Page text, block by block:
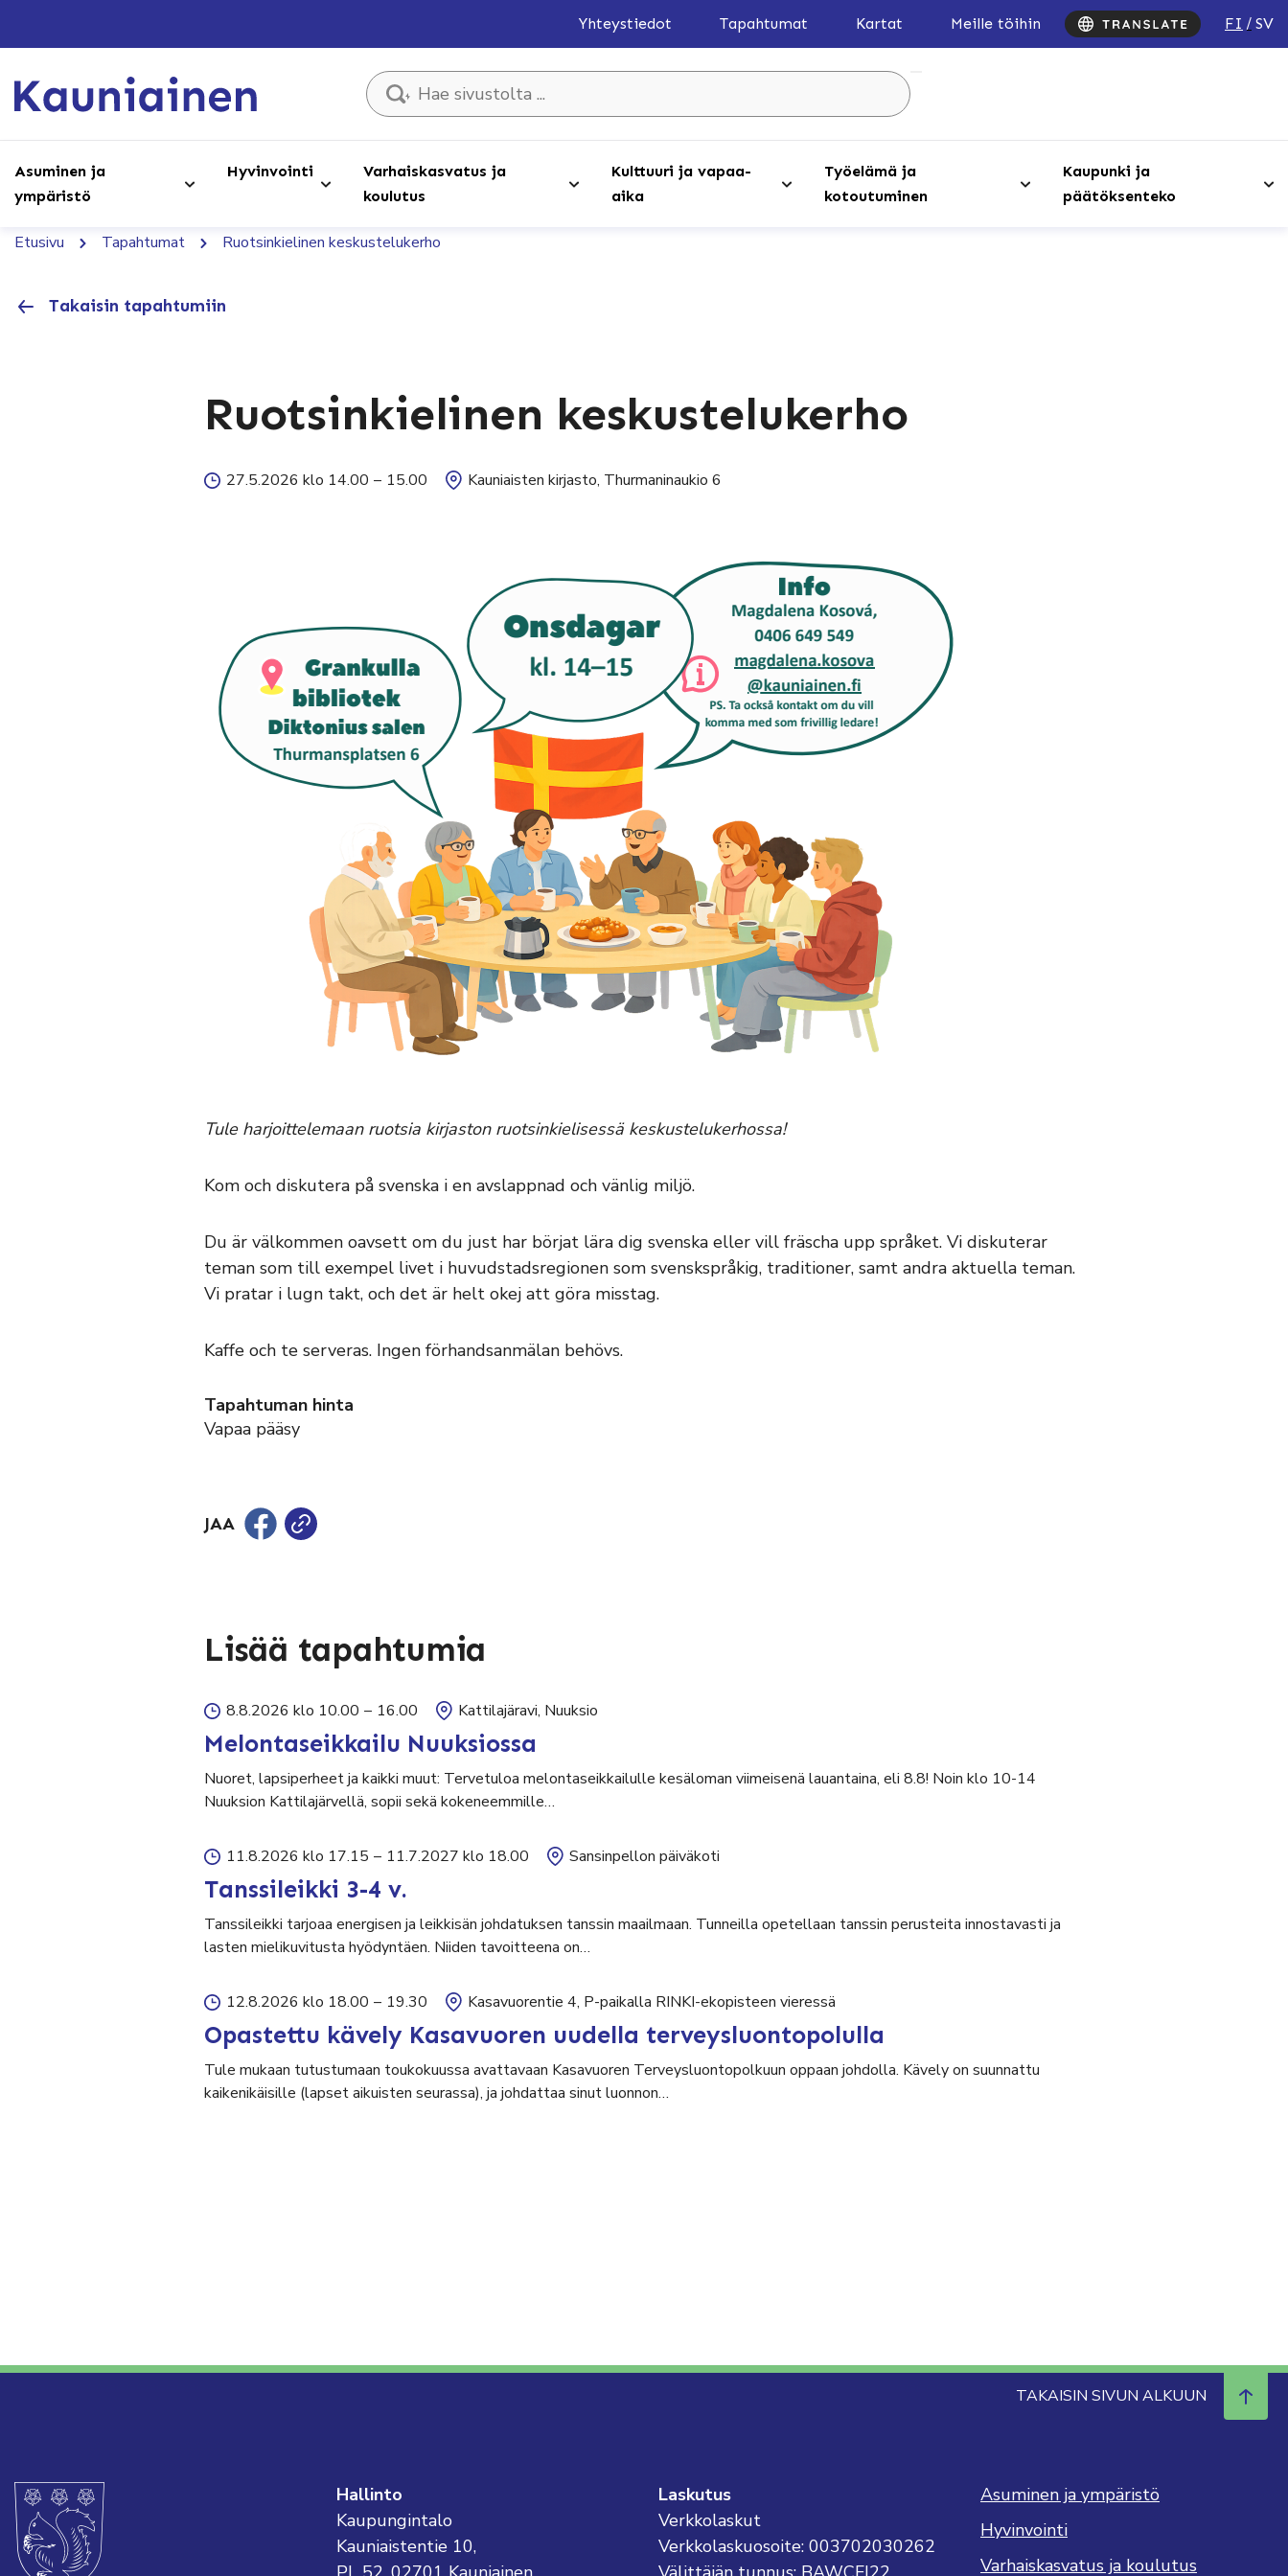
Yhteystiedot Tapahtumat Kartat Meille töihin FI SV
Hae sivustolta ...
Asuminen ja
ympäristö
Hyvinvointi
Varhaiskasvatus ja
koulutus
Kulttuuri ja vapaa-
aika
Työelämä ja
kotoutuminen
Kaupunki ja
päätöksenteko
Etusivu Tapahtumat Ruotsinkielinen keskustelukerho
Takaisin tapahtumiin
Ruotsinkielinen keskustelukerho
27.5.2026 klo 14.00 – 15.00 Kauniaisten kirjasto, Thurmaninaukio 6
Tule harjoittelemaan ruotsia kirjaston ruotsinkielisessä keskustelukerhossa!
Kom och diskutera på svenska i en avslappnad och vänlig miljö.
Du är välkommen oavsett om du just har börjat lära dig svenska eller vill fräscha upp språket. Vi diskuterar
teman som till exempel livet i huvudstadsregionen som svenskspråkig, traditioner, samt andra aktuella teman.
Vi pratar i lugn takt, och det är helt okej att göra misstag.
Kaffe och te serveras. Ingen förhandsanmälan behövs.
Tapahtuman hinta
Vapaa pääsy
JAA
Lisää tapahtumia
8.8.2026 klo 10.00 – 16.00 Kattilajäravi, Nuuksio
Melontaseikkailu Nuuksiossa
Nuoret, lapsiperheet ja kaikki muut: Tervetuloa melontaseikkailulle kesäloman viimeisenä lauantaina, eli 8.8! Noin klo 10-14
Nuuksion Kattilajärvellä, sopii sekä kokeneemmille…
11.8.2026 klo 17.15 – 11.7.2027 klo 18.00 Sansinpellon päiväkoti
Tanssileikki 3-4 v.
Tanssileikki tarjoaa energisen ja leikkisän johdatuksen tanssin maailmaan. Tunneilla opetellaan tanssin perusteita innostavasti ja
lasten mielikuvitusta hyödyntäen. Niiden tavoitteena on…
12.8.2026 klo 18.00 – 19.30 Kasavuorentie 4, P-paikalla RINKI-ekopisteen vieressä
Opastettu kävely Kasavuoren uudella terveysluontopolulla
Tule mukaan tutustumaan toukokuussa avattavaan Kasavuoren Terveysluontopolkuun oppaan johdolla. Kävely on suunnattu
kaikenikäisille (lapset aikuisten seurassa), ja johdattaa sinut luonnon…
TAKAISIN SIVUN ALKUUN
Hallinto
Kaupungintalo
Kauniaistentie 10,
Laskutus
Verkkolaskut
Verkkolaskuosoite: 003702030262
Asuminen ja ympäristö
Hyvinvointi
Varhaiskasvatus ja koulutus